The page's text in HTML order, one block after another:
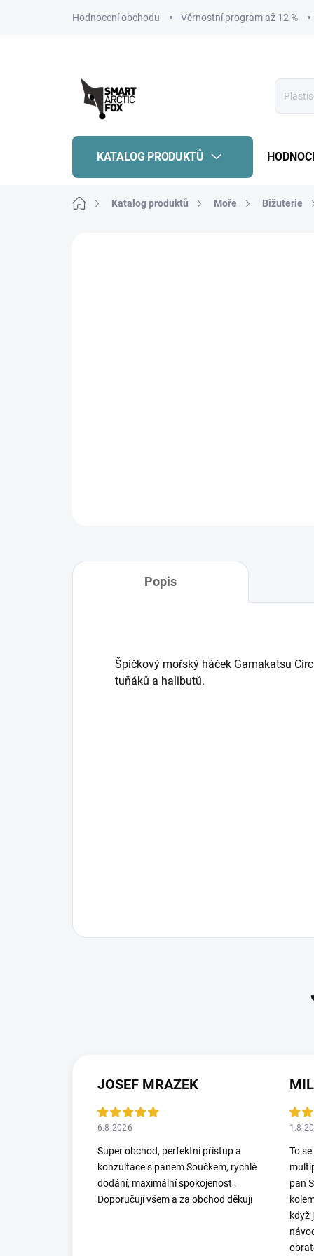
Hodnocení obchodu Věrnostní program až 12 %
KATALOG PRODUKTŮ
Domů Katalog produktů Moře Bižuterie
Popis
Špičkový mořský háček Gamakatsu
tuňáků a halibutů.
JOSEF MRAZEK
6.8.2026
Super obchod, perfektní přístup a
konzultace s panem Součkem, rychlé
dodání, maximální spokojenost .
Doporučuji všem a za obchod děkuji
To
pan
když